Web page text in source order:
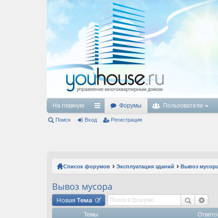
На главную
с
и
Форумы Пользователи
Поиск Вход Регистрация
Список форумов Эксплуатация зданий Вывоз
Вывоз мусора
Новая Тема
Темы